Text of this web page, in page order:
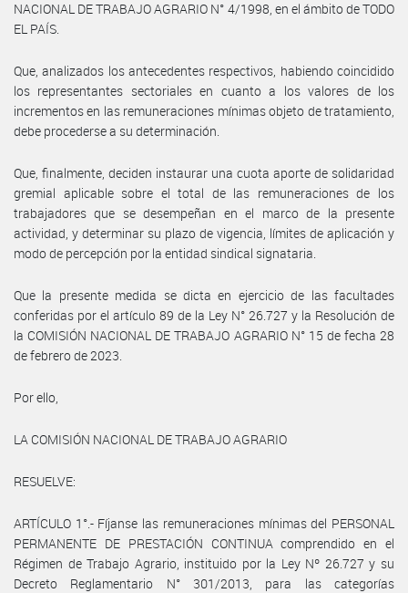
NACIONAL DE TRABAJO AGRARIO N° 4/1998, en el ámbito de TODO
EL PAÍS.
Que, analizados los antecedentes respectivos, habiendo coincidido
los representantes sectoriales en cuanto a los valores de los
incrementos en las remuneraciones mínimas objeto de tratamiento,
debe procederse a su determinación.
Que, finalmente, deciden instaurar una cuota aporte de solidaridad
gremial aplicable sobre el total de las remuneraciones de los
trabajadores que se desempeñan en el marco de la presente
actividad, y determinar su plazo de vigencia, límites de aplicación y
modo de percepción por la entidad sindical signataria.
Que la presente medida se dicta en ejercicio de las facultades
conferidas por el artículo 89 de la Ley N° 26.727 y la Resolución de
la COMISIÓN NACIONAL DE TRABAJO AGRARIO N° 15 de fecha 28
de febrero de 2023.
Por ello,
LA COMISIÓN NACIONAL DE TRABAJO AGRARIO
RESUELVE:
ARTÍCULO 1°.- Fíjanse las remuneraciones mínimas del PERSONAL
PERMANENTE DE PRESTACIÓN CONTINUA comprendido en el
Régimen de Trabajo Agrario, instituido por la Ley Nº 26.727 y su
Decreto Reglamentario N° 301/2013, para las categorías